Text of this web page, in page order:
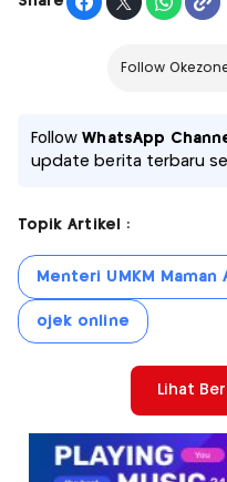
Follow
FollowWhatsApp
update berita terbaru
Topik Artikel :
Menteri UMKM Maman
ojek online
Lihat